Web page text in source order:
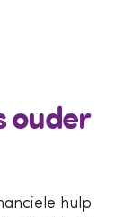
ouder
hulp